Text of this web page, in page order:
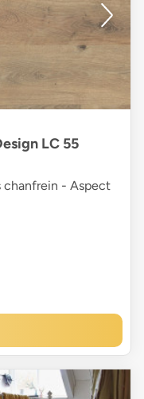
LC 55
chanfrein - Aspect